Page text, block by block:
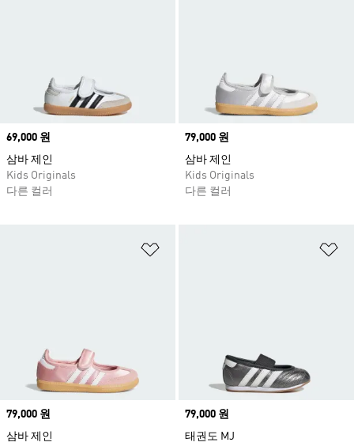
Price
69,000 원
삼바 제인
Kids Originals
다른 컬러
Price
79,000 원
삼바 제인
Kids Originals
다른 컬러
Price
79,000 원
삼바 제인
Price
79,000 원
태권도 MJ